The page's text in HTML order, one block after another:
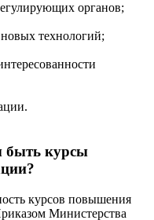
органов;
технологий;
быть курсы
курсов повышения
Министерства